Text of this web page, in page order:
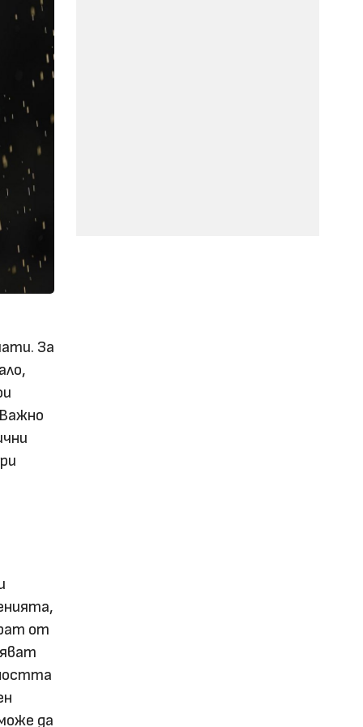
За
от
да